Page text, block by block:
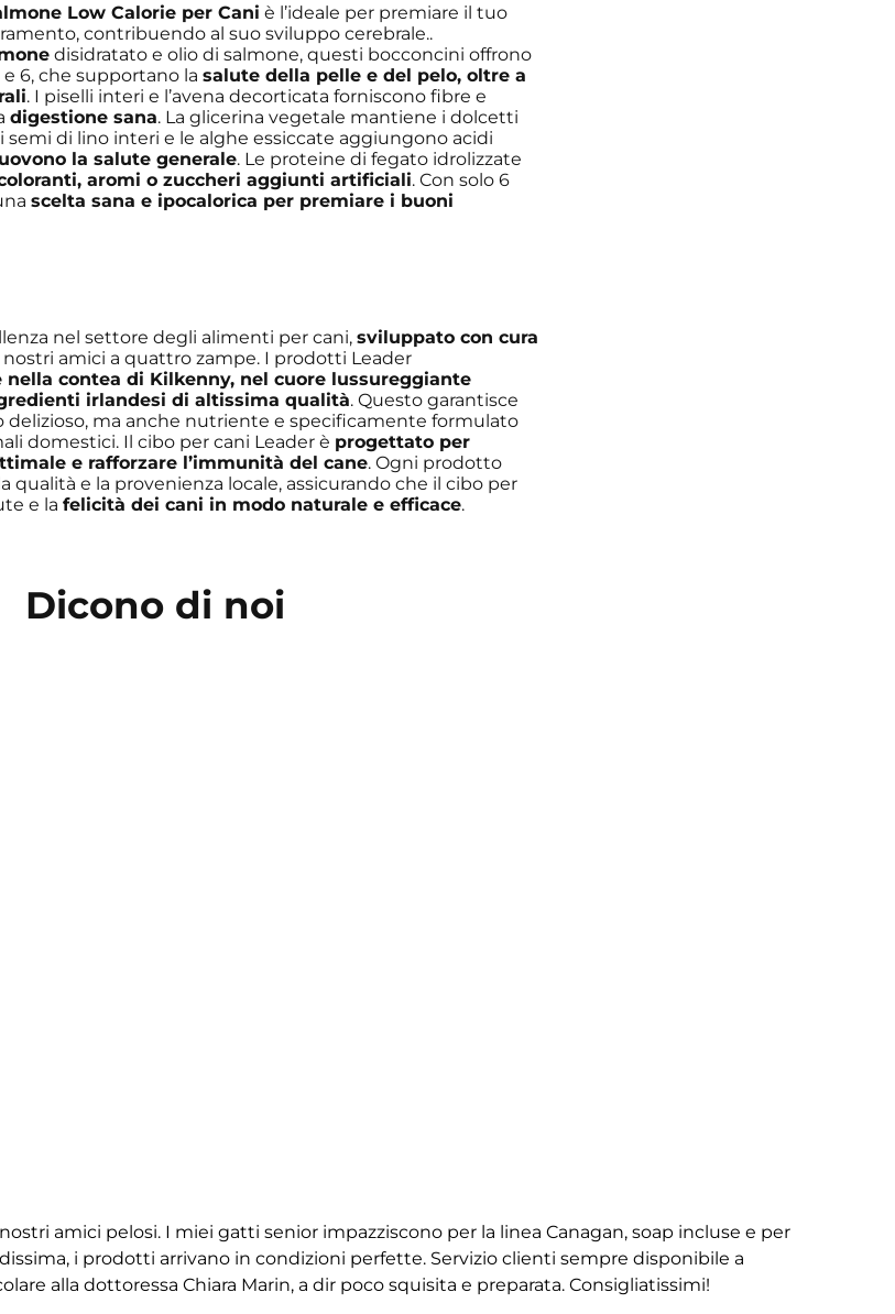
Low Calorie per Cani è l’ideale per premiare il tuo
contribuendo al suo sviluppo cerebrale..
disidratato e olio di salmone, questi bocconcini offrono
6, che supportano lasalute della pelle e del pelo, oltre a
. I piselli interi e l’avena decorticata forniscono fibre e
digestione sana. La glicerina vegetale mantiene i dolcetti
di lino interi e le alghe essiccate aggiungono acidi
la salute generale. Le proteine di fegato idrolizzate
aromi o zuccheri aggiunti artificiali. Con solo 6
scelta sana e ipocalorica per premiare i buoni
nel settore degli alimenti per cani,sviluppato con cura
amici a quattro zampe. I prodotti Leader
nella contea di Kilkenny, nel cuore lussureggiante
irlandesi di altissima qualità. Questo garantisce
delizioso, ma anche nutriente e specificamente formulato
domestici. Il cibo per cani Leader è progettato per
e rafforzare l’immunità del cane. Ogni prodotto
qualità e la provenienza locale, assicurando che il cibo per
e lafelicità dei cani in modo naturale e efficace.
Dicono di noi
amici pelosi. I miei gatti senior impazziscono per la linea Canagan, soap incluse e per
i prodotti arrivano in condizioni perfette. Servizio clienti sempre disponibile a
alla dottoressa Chiara Marin, a dir poco squisita e preparata. Consigliatissimi!